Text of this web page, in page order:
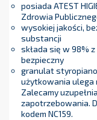
posiada ATEST
Zdrowia
wysokiej jakości,
substancji
składa się w 98%
bezpieczny
granulat
użytkowania ulega
Zalecamy
zapotrzebowania.
kodem NC159.